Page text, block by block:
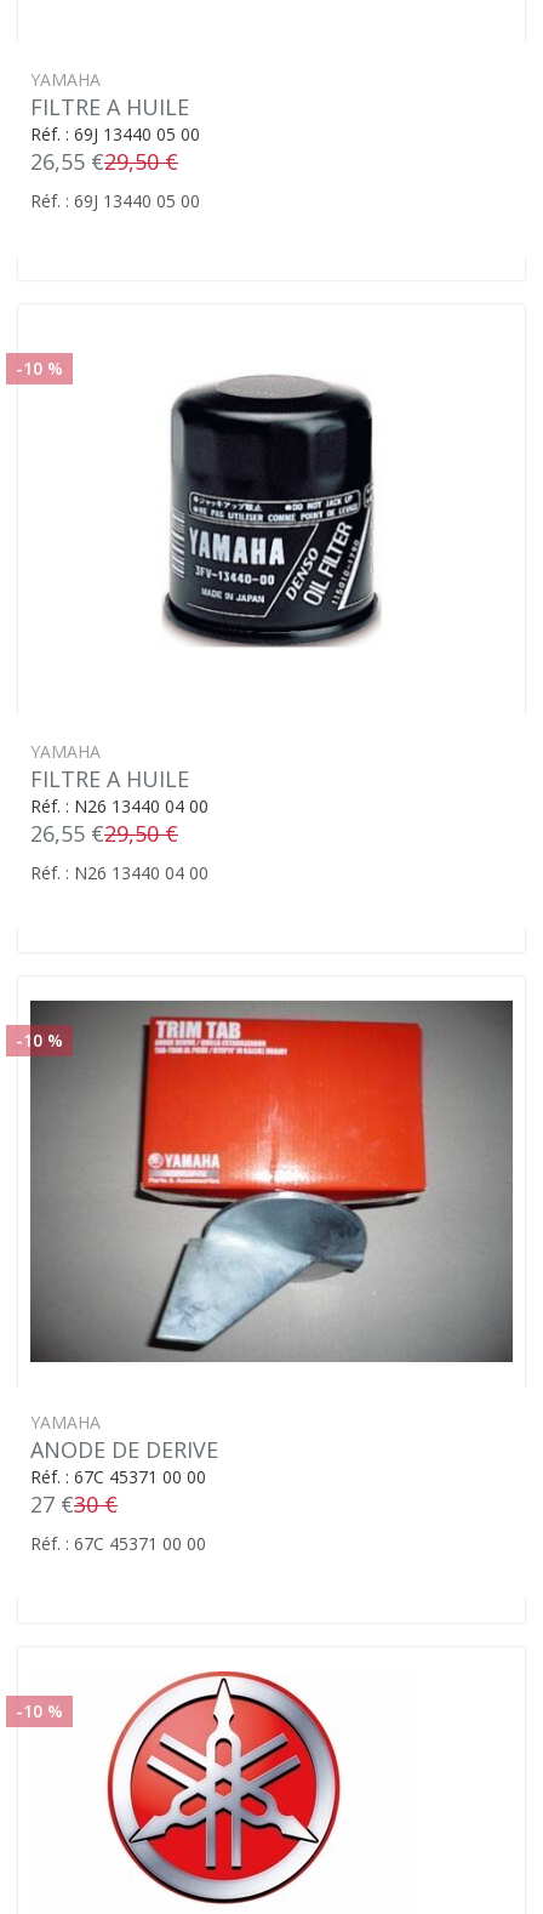
YAMAHA
FILTRE A HUILE
Réf. : 69J 13440 05 00
26,55 €29,50 €
Réf. : 69J 13440 05 00
-10 %
YAMAHA
FILTRE A HUILE
Réf. : N26 13440 04 00
26,55 €29,50 €
Réf. : N26 13440 04 00
-10 %
YAMAHA
ANODE DE DERIVE
Réf. : 67C 45371 00 00
27 €30 €
Réf. : 67C 45371 00 00
-10 %